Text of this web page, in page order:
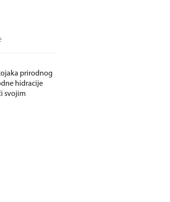
prirodnog
hidracije
svojim